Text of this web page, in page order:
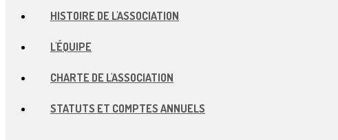
HISTOIRE DE L'ASSOCIATION
L'ÉQUIPE
CHARTE DE L'ASSOCIATION
STATUTS ET COMPTES ANNUELS